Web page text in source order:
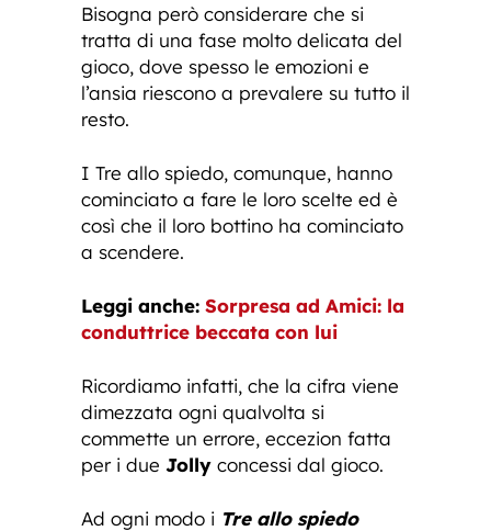
Bisogna però considerare che si
tratta di una fase molto delicata del
gioco, dove spesso le emozioni e
l’ansia riescono a prevalere su tutto il
resto.
I Tre allo spiedo, comunque, hanno
cominciato a fare le loro scelte ed è
così che il loro bottino ha cominciato
a scendere.
Leggi anche: Sorpresa ad Amici: la
conduttrice beccata con lui
Ricordiamo infatti, che la cifra viene
dimezzata ogni qualvolta si
commette un errore, eccezion fatta
per i due Jolly concessi dal gioco.
Ad ogni modo i Tre allo spiedo